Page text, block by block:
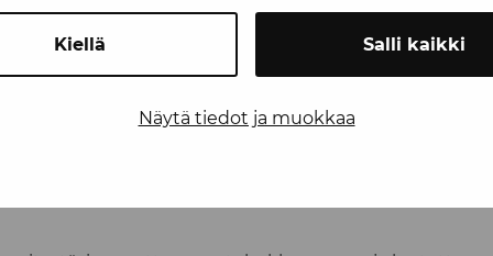
Kiellä Salli kaikki
Näytä tiedot ja muokkaa
hävikin ja maksimoida resurssiensa käytön. Tämä
tarjota ratkaisuja
erityistarpeisiin. Olipa kyseessä kylmäkuljetukset,
palveluja. Meidän kanssamme voit